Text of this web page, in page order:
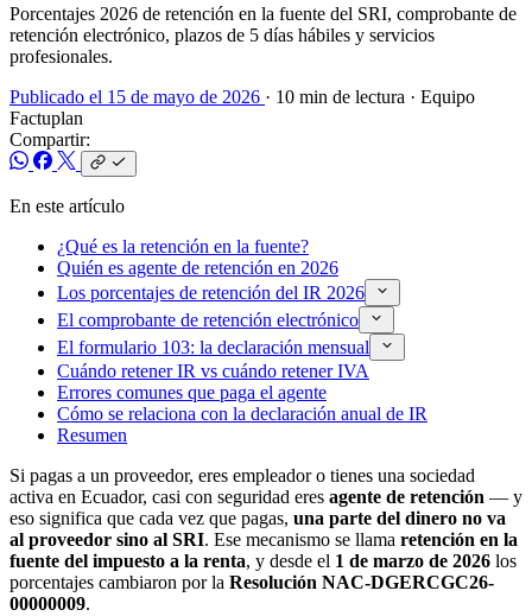
Porcentajes 2026 de retención en la fuente del SRI, comprobante de
retención electrónico, plazos de 5 días hábiles y servicios
profesionales.
Publicado el 15 de mayo de 2026 · 10 min de lectura · Equipo
Factuplan
Compartir:
En este artículo
¿Qué es la retención en la fuente?
Quién es agente de retención en 2026
Los porcentajes de retención del IR 2026
El comprobante de retención electrónico
El formulario 103: la declaración mensual
Cuándo retener IR vs cuándo retener IVA
Errores comunes que paga el agente
Cómo se relaciona con la declaración anual de IR
Resumen
Si pagas a un proveedor, eres empleador o tienes una sociedad
activa en Ecuador, casi con seguridad eres agente de retención — y
eso significa que cada vez que pagas, una parte del dinero no va
al proveedor sino al SRI. Ese mecanismo se llama retención en la
fuente del impuesto a la renta, y desde el 1 de marzo de 2026 los
porcentajes cambiaron por la Resolución NAC-DGERCGC26-
00000009.